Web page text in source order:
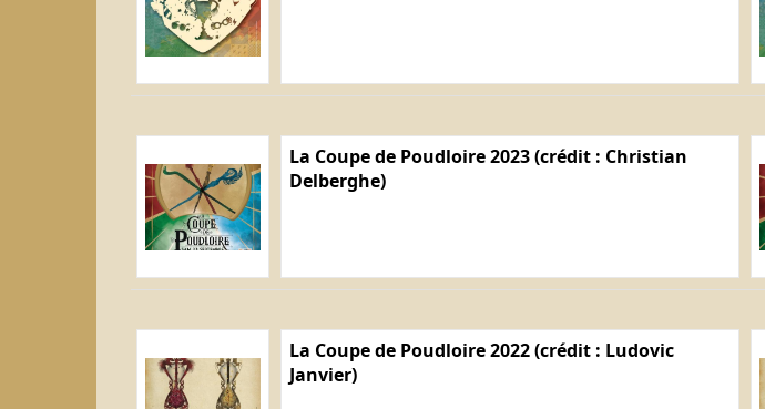
La Coupe de Poudloire 2023 (crédit : Christian
Delberghe)
La Coupe de Poudloire 2022 (crédit : Ludovic
Janvier)